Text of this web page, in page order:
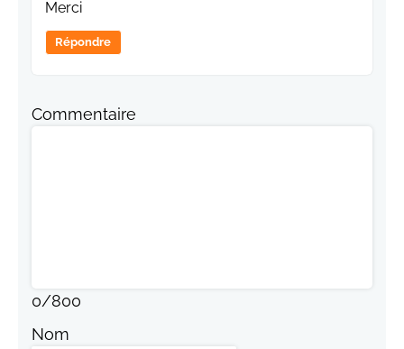
Merci
Répondre
Commentaire
0/800
Nom